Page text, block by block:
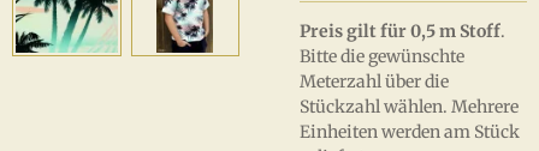
Preis gilt für 0,5 m Stoff.
Bitte die gewünschte
Meterzahl über die
Stückzahl wählen. Mehrere
Einheiten werden am Stück